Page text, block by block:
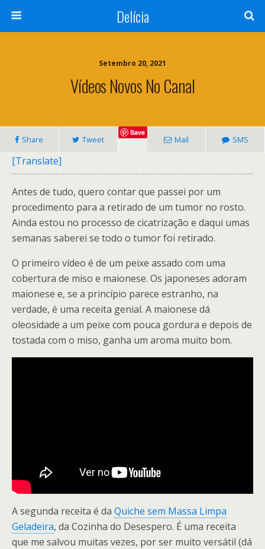
Delícia
Setembro 20, 2021
Vídeos Novos No Canal
Share Tweet
Save
Mail SMS
[Translate]
Antes de tudo, quero contar que passei por um
procedimento para a retirado de um tumor no rosto.
Ainda estou no processo de cicatrização e daqui umas
semanas saberei se todo o tumor foi retirado.
O primeiro vídeo é de um peixe assado com uma
cobertura de miso e maionese. Os japoneses adoram
maionese e, se a princípio parece estranho, na
verdade, é uma receita genial. A maionese dá
oleosidade a um peixe com pouca gordura e depois de
tostada com o miso, ganha um aroma muito bom.
A segunda receita é da Quiche sem Massa Limpa
Geladeira, da Cozinha do Desespero. É uma receita
que me salvou muitas vezes, por ser muito versátil (dá